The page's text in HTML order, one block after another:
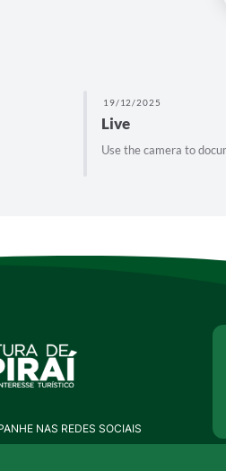
19/12/2025
Live
Use the camera to
NAS REDES SOCIAIS